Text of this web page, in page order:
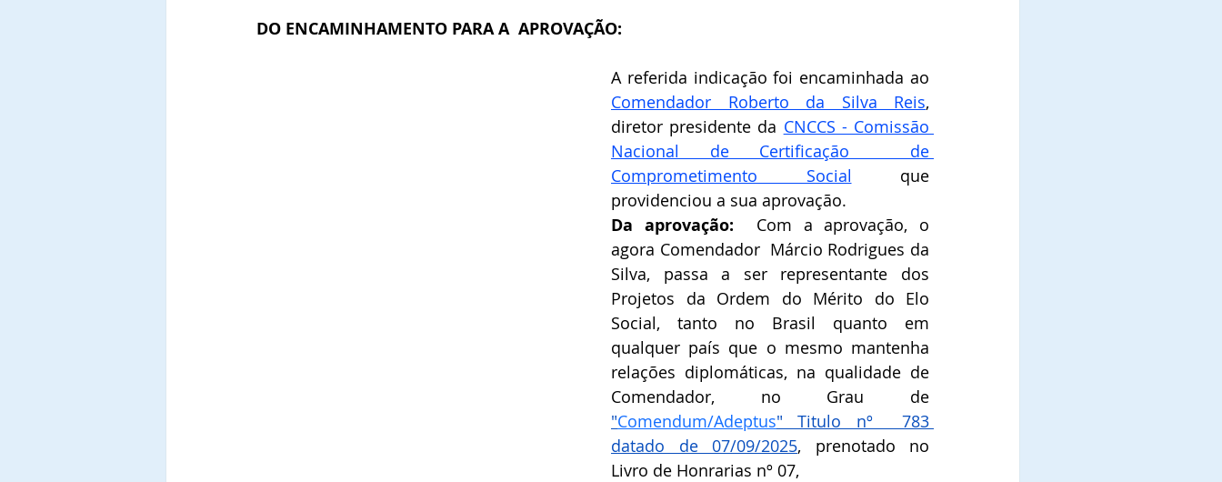
DO ENCAMINHAMENTO PARA A  APROVAÇÃO:
Comendador Roberto da Silva Reis,
diretor presidente da CNCCS - Comissão
Nacional de Certificação  de
Comprometimento Social
que
providenciou a sua aprovação.
Da aprovação: Com a aprovação, o
agora Comendador  Márcio Rodrigues da
Silva, passa a ser representante dos
Projetos da Ordem do Mérito do Elo
Social, tanto no Brasil quanto em
qualquer país que o mesmo mantenha
relações diplomáticas, na qualidade de
"Comendum/Adeptus" Titulo nº  783
datado de 07/09/2025, prenotado no
Livro de Honrarias nº 07,